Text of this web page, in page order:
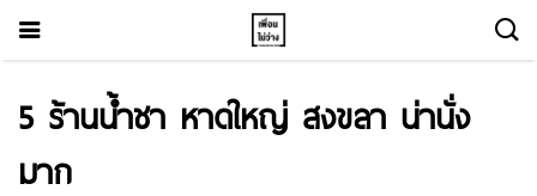
5 ร้านน้ำชา หาดใหญ่ สงขลา น่านั่ง
มาก